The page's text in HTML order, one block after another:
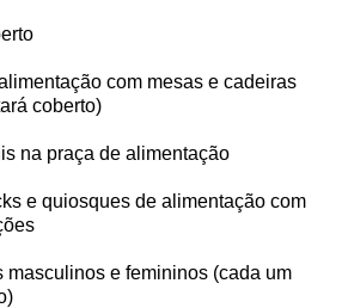
com mesas e cadeiras
coberto)
na praça de alimentação
e quiosques de alimentação com
masculinos e femininos (cada um